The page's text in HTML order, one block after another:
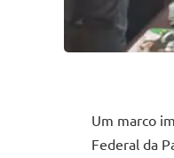
Um marco
Federal da